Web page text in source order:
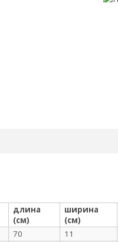
длина
(см)
ширина
(см)
70 11